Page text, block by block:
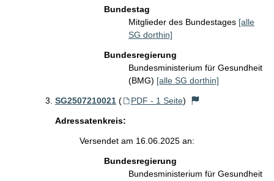
Bundestag
Mitglieder des Bundestages [alle
SG dorthin]
Bundesregierung
Bundesministerium für Gesundheit
(BMG) [alle SG dorthin]
SG2507210021 ( PDF - 1 Seite)
Adressatenkreis:
Versendet am 16.06.2025 an:
Bundesregierung
Bundesministerium für Gesundheit